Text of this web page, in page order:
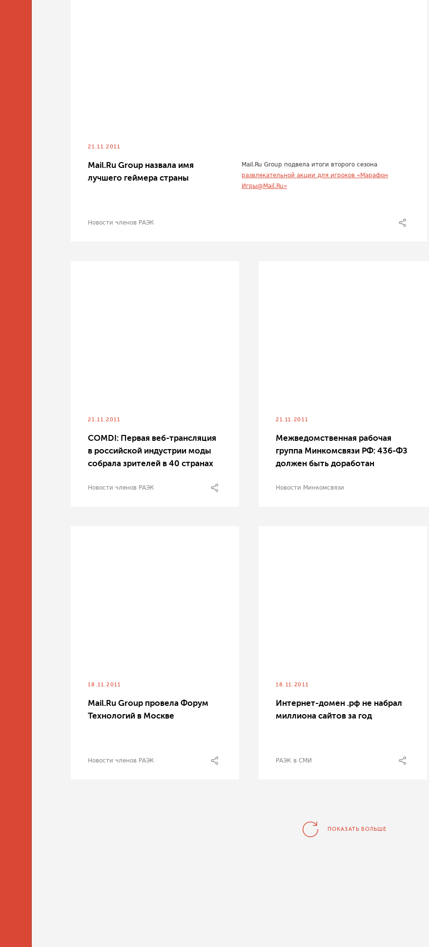
21.11.2011
Mail.Ru Group назвала имя
лучшего геймера страны
Mail.Ru Group подвела итоги второго сезона
развлекательной акции для игроков «Марафон
Игры@Mail.Ru»
Новости членов РАЭК
21.11.2011
COMDI: Первая веб-трансляция
в российской индустрии моды
собрала зрителей в 40 странах
Новости членов РАЭК
21.11.2011
Межведомственная рабочая
группа Минкомсвязи РФ: 436-ФЗ
должен быть доработан
Новости Минкомсвязи
18.11.2011
Mail.Ru Group провела Форум
Технологий в Москве
Новости членов РАЭК
18.11.2011
Интернет-домен .рф не набрал
миллиона сайтов за год
РАЭК в СМИ
ПОКАЗАТЬ БОЛЬШЕ